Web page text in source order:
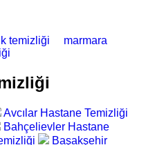
temizliği
marmara
Avcılar Hastane Temizliği
Bahçelievler Hastane
Başakşehir